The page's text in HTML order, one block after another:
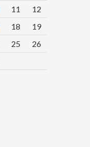
11
12
18
19
25
26